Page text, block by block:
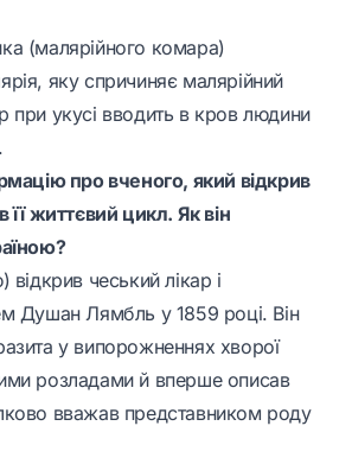
(малярійного комара)
яку спричиняє малярійний
при укусі вводить в кров людини
про вченого, який відкрив
її життєвий цикл. Як він
відкрив чеський лікар і
Душан Лямбль у 1859 році. Він
у випорожненнях хворої
розладами й вперше описав
вважав представником роду